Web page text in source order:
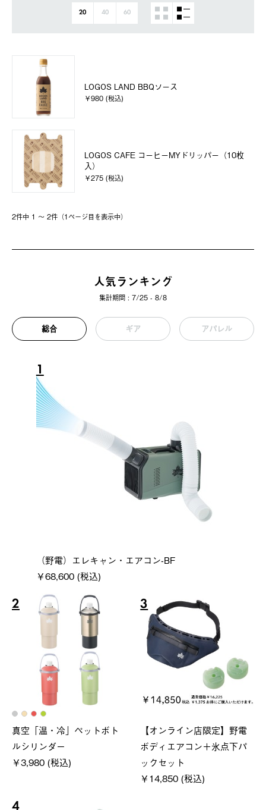
20 40 60
LOGOS LAND BBQソース
￥980 (税込)
LOGOS CAFE コーヒーMYドリッパー（10枚
入）
￥275 (税込)
2件中 1 〜 2件（1ページ⽬を表⽰中）
人気ランキング
集計期間 : 7/25 - 8/8
総合 ギア アパレル
1
（野電）エレキャン・エアコン-BF
￥68,600 (税込)
2
真空「温・冷」ペットボト
ルシリンダー
￥3,980 (税込)
3
【オンライン店限定】野電
ボディエアコン＋氷点下パ
ックセット
￥14,850 (税込)
4